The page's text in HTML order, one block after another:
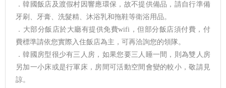
．韓國飯店及渡假村因響應環保，故不提供備品，請自行準備
牙刷、牙膏、洗髮精、沐浴乳和拖鞋等衛浴用品。
．大部分飯店於大廳有提供免費wifi，但部分飯店須付費，付
費標準請依您實際入住飯店為主，可再洽詢您的領隊。
．韓國房型很少有三人房，如果您要三人睡一間，則為雙人房
另加一小床或是行軍床，房間可活動空間會變的較小，敬請見
諒。